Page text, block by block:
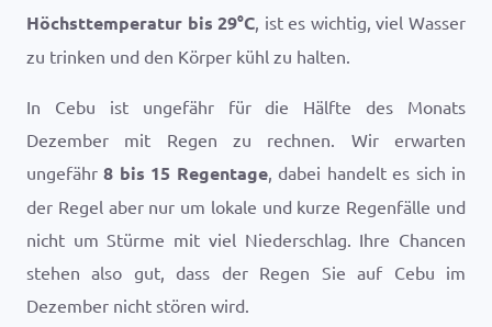
Höchsttemperatur bis29°C, ist es wichtig, viel Wasser
zu trinken und den Körper kühl zu halten.
In Cebu ist ungefähr für die Hälfte des Monats
Dezember mit Regen zu rechnen. Wir erwarten
ungefähr8 bis 15 Regentage, dabei handelt es sich in
der Regel aber nur um lokale und kurze Regenfälle und
nicht um Stürme mit viel Niederschlag. Ihre Chancen
stehen also gut, dass der Regen Sie auf Cebu im
Dezember nicht stören wird.